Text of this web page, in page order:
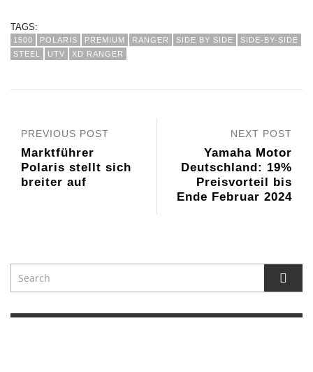
TAGS:
1500 POLARIS PREMIUM RANGER SIDE BY SIDE
SIDE-BY-SIDE
STEEL
UTV XD RANGER
NEXT POST
Yamaha Motor
Deutschland: 19%
Preisvorteil bis
Ende Februar 2024
PREVIOUS POST
Marktführer
Polaris stellt sich
breiter auf